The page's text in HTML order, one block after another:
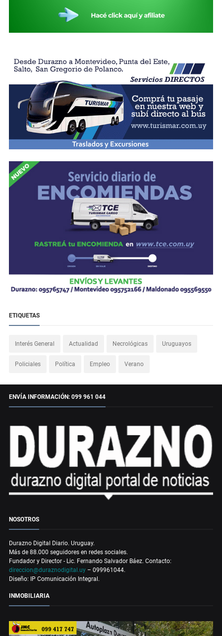
ETIQUETAS
Interés General Actualidad Necrológicas Uruguayos
Policiales Política Empleo Verano
ENVÍA INFORMACIÓN: 099 961 044
NOSOTROS
Durazno Digital Diario. Uruguay.
Más de 88.000 seguidores en redes sociales.
Fundador y Director - Lic. Fernando Salvador Báez. Contacto:
direccion@duraznodigital.uy – 099961044.
Diseño: IP Comunicación Integral.
INMOBILIARIA